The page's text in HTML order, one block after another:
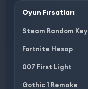
Oyun Fırsatları
Steam Random Key
Fortnite Hesap
007 First Light
Gothic 1 Remake